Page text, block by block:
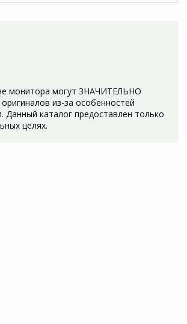
монитора могут ЗНАЧИТЕЛЬНО
из-за особенностей
Данный каталог предоставлен только